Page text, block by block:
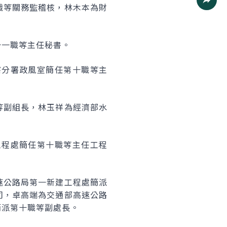
關務監稽核，林木本為財
職等主任秘書。
署政風室簡任第十職等主
組長，林玉祥為經濟部水
處簡任第十職等主任工程
路局第一新建工程處簡派
卓高端為交通部高速公路
第十職等副處長。